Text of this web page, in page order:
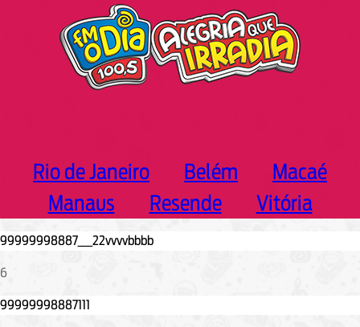
Rio de Janeiro Belém
Macaé
Manaus
Resende Vitória
6